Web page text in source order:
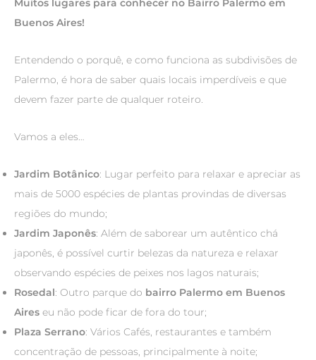
Muitos lugares para conhecer no Bairro Palermo em
Buenos Aires!
Entendendo o porquê, e como funciona as subdivisões de
Palermo, é hora de saber quais locais imperdíveis e que
devem fazer parte de qualquer roteiro.
Vamos a eles…
Jardim Botânico: Lugar perfeito para relaxar e apreciar as
mais de 5000 espécies de plantas provindas de diversas
regiões do mundo;
Jardim Japonês: Além de saborear um autêntico chá
japonês, é possível curtir belezas da natureza e relaxar
observando espécies de peixes nos lagos naturais;
Rosedal: Outro parque do bairro Palermo em Buenos
Aireseu não pode ficar de fora do tour;
Plaza Serrano: Vários Cafés, restaurantes e também
concentração de pessoas, principalmente à noite;